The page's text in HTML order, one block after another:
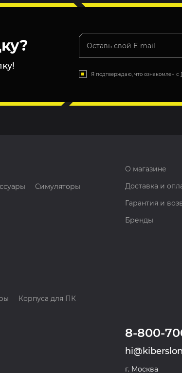
Я подтверждаю, что ознакомлен с
Симуляторы
Корпуса для ПК
О магазине
Доставка и
Гарантия и
Бренды
8-800-
г. Москва